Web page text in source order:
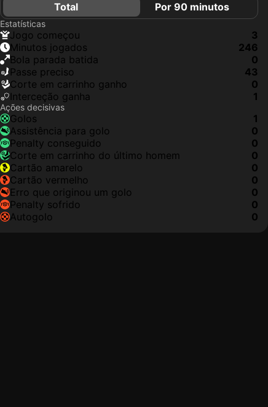
Total Por 90 minutos
Estatísticas
jogo começou
3
minutos jogados
246
Bola parada batida
0
passe preciso
43
corte em carrinho ganho
0
interceção ganha
1
Ações decisivas
golos
1
assistência para golo
0
penalty conseguido
0
corte em carrinho do último homem
0
cartão amarelo
0
cartão vermelho
0
erro que originou um golo
0
penalty sofrido
0
autogolo
0